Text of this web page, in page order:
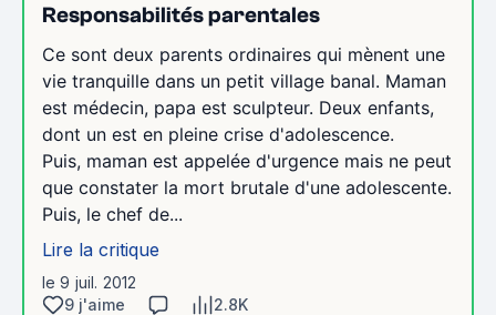
Responsabilités parentales
Ce sont deux parents ordinaires qui mènent une
vie tranquille dans un petit village banal. Maman
est médecin, papa est sculpteur. Deux enfants,
dont un est en pleine crise d'adolescence.
Puis, maman est appelée d'urgence mais ne peut
que constater la mort brutale d'une adolescente.
Puis, le chef de...
Lire la critique
le 9 juil. 2012
9 j'aime
2.8K